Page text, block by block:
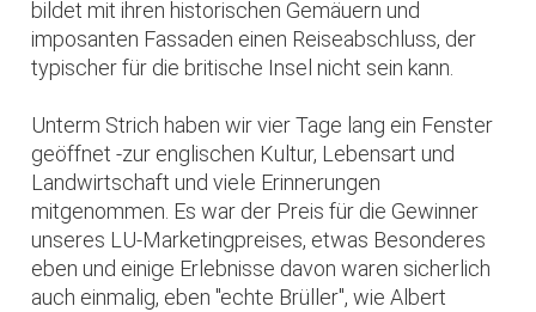
bildet mit ihren historischen Gemäuern und
imposanten Fassaden einen Reiseabschluss, der
typischer für die britische Insel nicht sein kann.
Unterm Strich haben wir vier Tage lang ein Fenster
geöffnet -zur englischen Kultur, Lebensart und
Landwirtschaft und viele Erinnerungen
mitgenommen. Es war der Preis für die Gewinner
unseres LU-Marketingpreises, etwas Besonderes
eben und einige Erlebnisse davon waren sicherlich
auch einmalig, eben "echte Brüller", wie Albert